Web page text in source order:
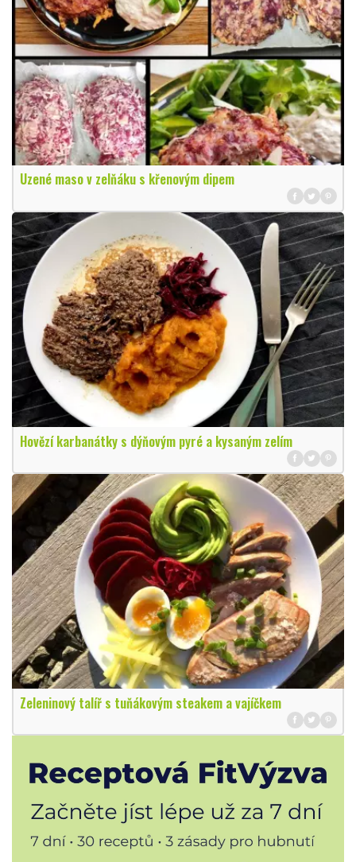
Uzené maso v zelňáku s křenovým dipem
Hovězí karbanátky s dýňovým pyré a kysaným zelím
Zeleninový talíř s tuňákovým steakem a vajíčkem